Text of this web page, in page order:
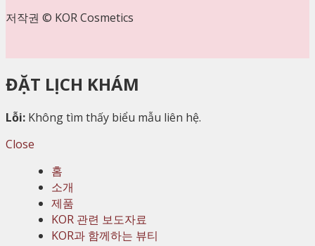
저작권 © KOR Cosmetics
ĐẶT LỊCH KHÁM
Lỗi: Không tìm thấy biểu mẫu liên hệ.
Close
홈
소개
제품
KOR 관련 보도자료
KOR과 함께하는 뷰티